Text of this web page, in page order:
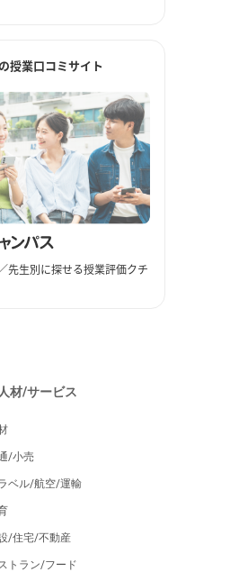
授業口コミサイト
先生別に探せる授業評価クチ
人材/サービス
/小売
ベル/航空/運輸
/住宅/不動産
トラン/フード